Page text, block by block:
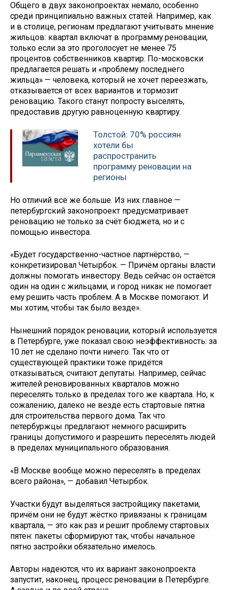
Общего в двух законопроектах немало, особенно
среди принципиально важных статей. Например, как
и в столице, регионам предлагают учитывать мнение
жильцов: квартал включат в программу реновации,
только если за это проголосует не менее 75
процентов собственников квартир. По-московски
предлагается решать и «проблему последнего
жильца» — человека, который не хочет переезжать,
отказывается от всех вариантов и тормозит
реновацию. Такого станут попросту выселять,
предоставив другую равноценную квартиру.
Толстой: 70% россиян
хотели бы
распространить
программу реновации на
регионы
Но отличий всё же больше. Из них главное —
петербургский законопроект предусматривает
реновацию не только за счёт бюджета, но и с
помощью инвестора.
«Будет государственно-частное партнёрство, —
конкретизировал Четырбок. — Причём органы власти
должны помогать инвестору. Ведь сейчас он остаётся
один на один с жильцами, и город никак не помогает
ему решить часть проблем. А в Москве помогают. И
мы хотим, чтобы так было везде».
Нынешний порядок реновации, который используется
в Петербурге, уже показал свою неэффективность: за
10 лет не сделано почти ничего. Так что от
существующей практики тоже придётся
отказываться, считают депутаты. Например, сейчас
жителей реновированных кварталов можно
переселять только в пределах того же квартала. Но, к
сожалению, далеко не везде есть стартовые пятна
для строительства первого дома. Так что
петербуржцы предлагают немного расширить
границы допустимого и разрешить переселять людей
в пределах муниципального образования.
«В Москве вообще можно переселять в пределах
всего района», — добавил Четырбок.
Участки будут выделяться застройщику пакетами,
причём они не будут жёстко привязаны к границам
квартала, — это как раз и решит проблему стартовых
пятен: пакеты сформируют так, чтобы начальное
пятно застройки обязательно имелось.
Авторы надеются, что их вариант законопроекта
запустит, наконец, процесс реновации в Петербурге.